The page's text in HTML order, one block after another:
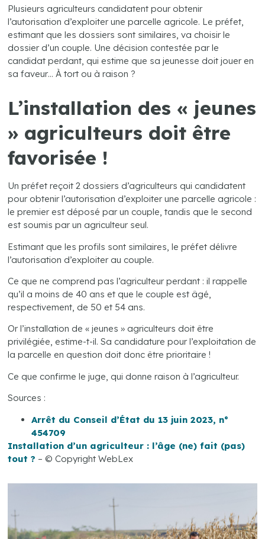
Plusieurs agriculteurs candidatent pour obtenir
l’autorisation d’exploiter une parcelle agricole. Le préfet,
estimant que les dossiers sont similaires, va choisir le
dossier d’un couple. Une décision contestée par le
candidat perdant, qui estime que sa jeunesse doit jouer en
sa faveur… À tort ou à raison ?
L’installation des « jeunes
» agriculteurs doit être
favorisée !
Un préfet reçoit 2 dossiers d’agriculteurs qui candidatent
pour obtenir l’autorisation d’exploiter une parcelle agricole :
le premier est déposé par un couple, tandis que le second
est soumis par un agriculteur seul.
Estimant que les profils sont similaires, le préfet délivre
l’autorisation d’exploiter au couple.
Ce que ne comprend pas l’agriculteur perdant : il rappelle
qu’il a moins de 40 ans et que le couple est âgé,
respectivement, de 50 et 54 ans.
Or l’installation de « jeunes » agriculteurs doit être
privilégiée, estime-t-il. Sa candidature pour l’exploitation de
la parcelle en question doit donc être prioritaire !
Ce que confirme le juge, qui donne raison à l’agriculteur.
Sources :
Arrêt du Conseil d’État du 13 juin 2023, n°
454709
Installation d’un agriculteur : l’âge (ne) fait (pas)
tout ? – © Copyright WebLex